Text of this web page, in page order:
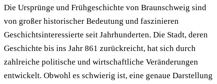
Die Ursprünge und Frühgeschichte von Braunschweig sind
von großer historischer Bedeutung und faszinieren
Geschichtsinteressierte seit Jahrhunderten. Die Stadt, deren
Geschichte bis ins Jahr 861 zurückreicht, hat sich durch
zahlreiche politische und wirtschaftliche Veränderungen
entwickelt. Obwohl es schwierig ist, eine genaue Darstellung